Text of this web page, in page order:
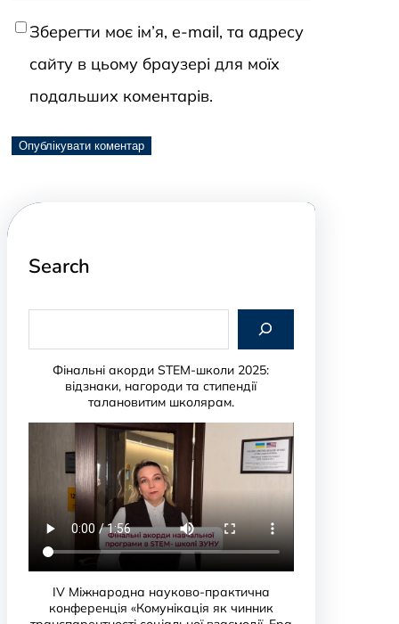
Зберегти моє ім’я, e-mail, та адресу
сайту в цьому браузері для моїх
подальших коментарів.
Search
a
Фінальні акорди STEM-школи 2025:
відзнаки, нагороди та стипендії
талановитим школярам.
IV Міжнародна науково-практична
конференція «Комунікація як чинник